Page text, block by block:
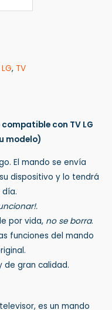
LG, TV
con TV LG
modelo)
El mando se envía
dispositivo y lo tendrá
por vida, no se borra.
funciones del mando
de gran calidad.
es un mando